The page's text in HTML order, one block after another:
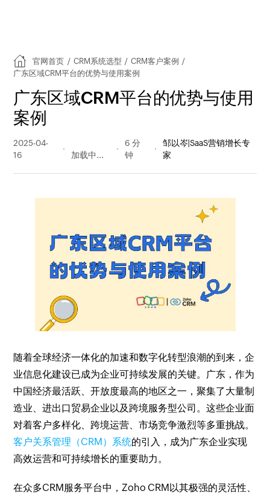
官网首页 / CRM系统选型 / CRM客户案例 /
广东区域CRM平台的优势与使用案例
广东区域CRM平台的优势与使用
案例
2025-04-
16
量
6 分
钟
邹以岑|SaaS营销增长专
家
随着全球经济一体化的加速和数字化转型浪潮的到来，企
业信息化建设已成为企业可持续发展的关键。广东，作为
中国经济最活跃、开放度最高的地区之一，聚集了大量制
造业、进出口贸易企业以及跨境服务型公司。这些企业面
对着客户多样化、跨境运营、市场竞争激烈等多重挑战。
客户关系管理（CRM）系统的引入，成为广东企业实现
高效运营和可持续增长的重要助力。
在众多CRM服务平台中，Zoho CRM以其极强的灵活性、